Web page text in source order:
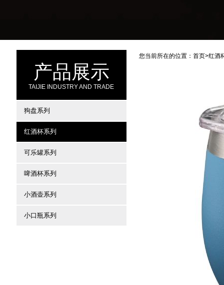
产品展示
TAIJIE INDUSTRY AND TRADE
狗盘系列
红酒杯系列
可乐罐系列
啤酒杯系列
小酒壶系列
小口瓶系列
您当前所在的位置： 首页>红酒